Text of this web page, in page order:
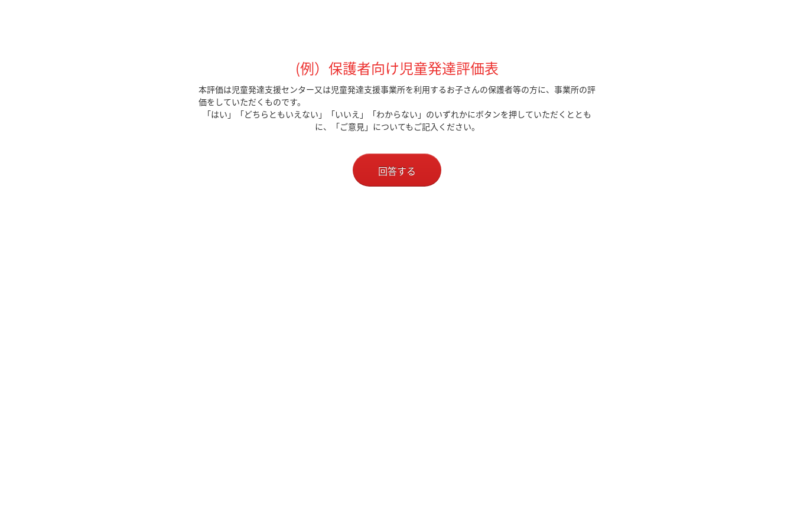
(例）保護者向け児童発達評価表
本評価は児童発達支援センター又は児童発達支援事業所を利用するお子さんの保護者等の方に、事業所の評
価をしていただくものです。
「はい」「どちらともいえない」「いいえ」「わからない」のいずれかにボタンを押していただくととも
に、「ご意見」についてもご記入ください。
回答する